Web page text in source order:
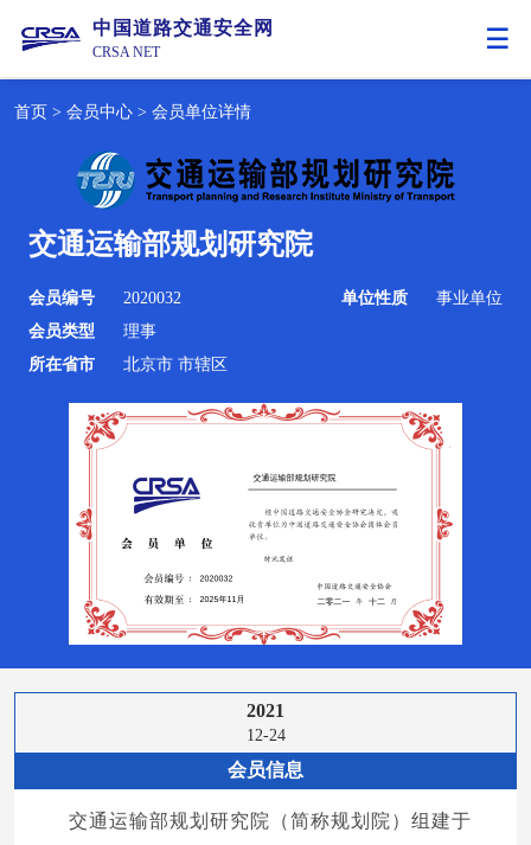
中国道路交通安全网
CRSA NET
首页 > 会员中心 > 会员单位详情
交通运输部规划研究院
会员编号 2020032 单位性质
事业单位
会员类型
理事
所在省市
北京市 市辖区
2021
12-24
会员信息
交通运输部规划研究院（简称规划院）组建于